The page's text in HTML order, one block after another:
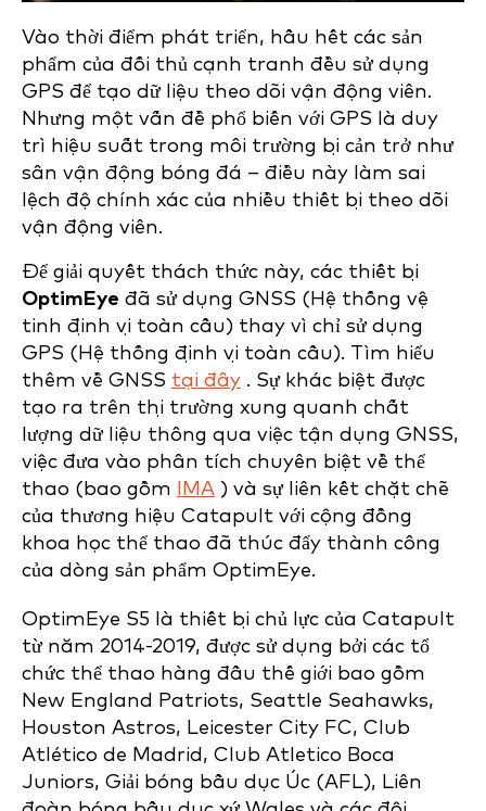
Vào thời điểm phát triển, hầu hết các sản
phẩm của đối thủ cạnh tranh đều sử dụng
GPS để tạo dữ liệu theo dõi vận động viên.
Nhưng một vấn đề phổ biến với GPS là duy
trì hiệu suất trong môi trường bị cản trở như
sân vận động bóng đá – điều này làm sai
lệch độ chính xác của nhiều thiết bị theo dõi
vận động viên.
Để giải quyết thách thức này, các thiết bị
OptimEye đã sử dụng GNSS (Hệ thống vệ
tinh định vị toàn cầu) thay vì chỉ sử dụng
GPS (Hệ thống định vị toàn cầu). Tìm hiểu
thêm về GNSS tại đây . Sự khác biệt được
tạo ra trên thị trường xung quanh chất
lượng dữ liệu thông qua việc tận dụng GNSS,
việc đưa vào phân tích chuyên biệt về thể
thao (bao gồm
IMA ) và sự liên kết chặt chẽ
của thương hiệu Catapult với cộng đồng
khoa học thể thao đã thúc đẩy thành công
của dòng sản phẩm OptimEye.
OptimEye S5 là thiết bị chủ lực của Catapult
từ năm 2014-2019, được sử dụng bởi các tổ
chức thể thao hàng đầu thế giới bao gồm
New England Patriots, Seattle Seahawks,
Houston Astros, Leicester City FC, Club
Atlético de Madrid, Club Atletico Boca
Juniors, Giải bóng bầu dục Úc (AFL), Liên